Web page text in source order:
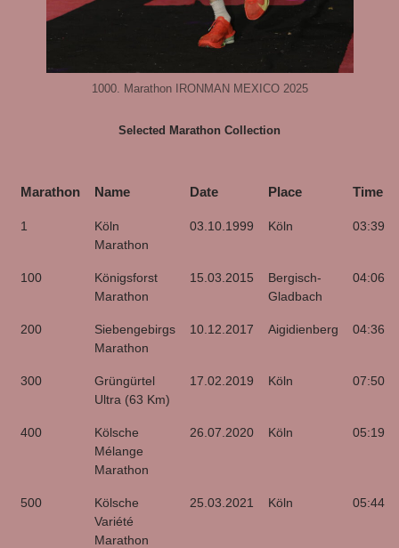
1000. Marathon IRONMAN MEXICO 2025
Selected Marathon Collection
Marathon Name Date Place
Time
Marathon
Name Date Place Time
1
Köln
Marathon
03.10.1999 Köln
100
Königsforst
Marathon
15.03.2015
Bergisch-
Gladbach
200
Siebengebirgs
Marathon
10.12.2017 Aigidienberg
300
Grüngürtel
Ultra (63 Km)
17.02.2019 Köln
400
Kölsche
Mélange
Marathon
26.07.2020 Köln
500
Kölsche
Variété
Marathon
25.03.2021 Köln